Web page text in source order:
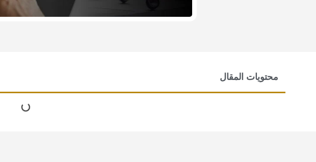
محتويات المقال